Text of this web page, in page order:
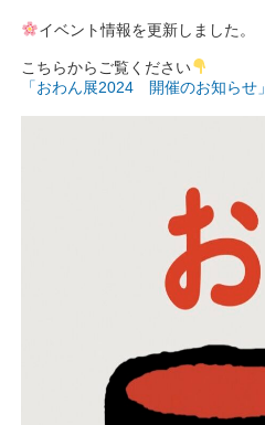
イベント情報を更新しました。
こちらからご覧ください
「おわん展2024 開催のお知らせ」